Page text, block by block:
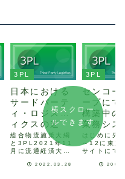
3PL
日本における
サードパーテ
ィ・ロジステ
ィクスの進
化：五つの論
点
総合物流施策大綱
と3PL2021年11
月に流通経済大学
71号に掲載されま
2022.03.28
3PL
センコー
ープにて
構築中
業務シス
「LIPS:
はじめに先
～12に東京
サイトにて
展2008」
横スクロー
ルできます